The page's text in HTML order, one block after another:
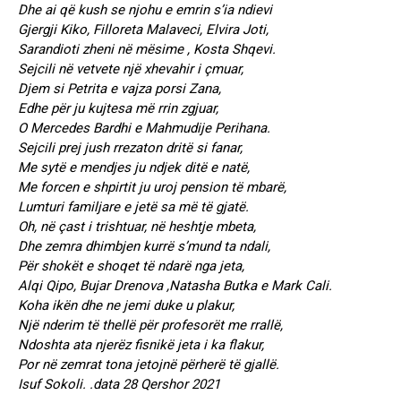
Dhe ai që kush se njohu e emrin s’ia ndievi
Gjergji Kiko, Filloreta Malaveci, Elvira Joti,
Sarandioti zheni në mësime , Kosta Shqevi.
Sejcili në vetvete një xhevahir i çmuar,
Djem si Petrita e vajza porsi Zana,
Edhe për ju kujtesa më rrin zgjuar,
O Mercedes Bardhi e Mahmudije Perihana.
Sejcili prej jush rrezaton dritë si fanar,
Me sytë e mendjes ju ndjek ditë e natë,
Me forcen e shpirtit ju uroj pension të mbarë,
Lumturi familjare e jetë sa më të gjatë.
Oh, në çast i trishtuar, në heshtje mbeta,
Dhe zemra dhimbjen kurrë s’mund ta ndali,
Për shokët e shoqet të ndarë nga jeta,
Alqi Qipo, Bujar Drenova ,Natasha Butka e Mark Cali.
Koha ikën dhe ne jemi duke u plakur,
Një nderim të thellë për profesorët me rrallë,
Ndoshta ata njerëz fisnikë jeta i ka flakur,
Por në zemrat tona jetojnë përherë të gjallë.
Isuf Sokoli. .data 28 Qershor 2021